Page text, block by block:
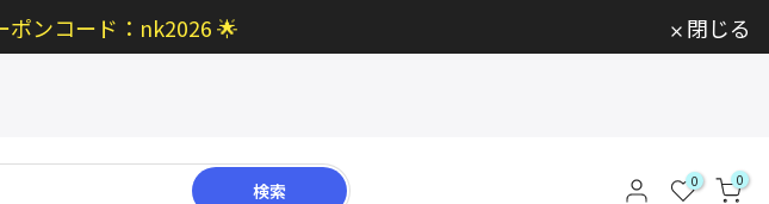
ポンコード：nk2026 🌟 閉じる
検索 0 0